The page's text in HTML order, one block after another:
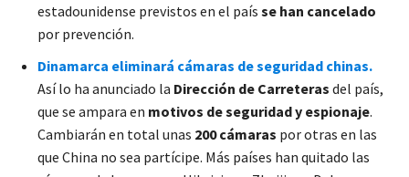
estadounidense previstos en el país se han cancelado
por prevención.
Dinamarca eliminará cámaras de seguridad chinas.
Así lo ha anunciado la Dirección de Carreteras del país,
que se ampara en motivos de seguridad y espionaje.
Cambiarán en total unas 200 cámaras por otras en las
que China no sea partícipe. Más países han quitado las